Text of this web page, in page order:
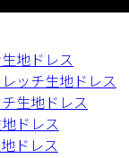
地ドレス
ッチ生地ドレス
生地ドレス
ドレス
ドレス